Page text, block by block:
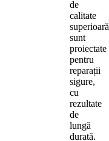
de
calitate
superioară
sunt
proiectate
pentru
reparații
sigure,
cu
rezultate
de
lungă
durată.